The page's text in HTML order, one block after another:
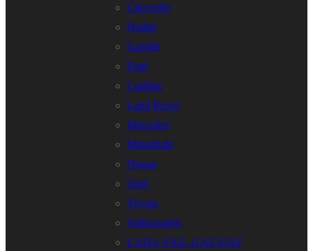
Chevrolet
Dodge
Gazelle
Ford
Cadillac
Land Rover
Mercedes
Mitsubishi
Nissan
Opel
Toyota
Volkswagen
LADA-VAZ- GAZ-UAZ